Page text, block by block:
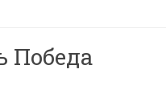
Победа